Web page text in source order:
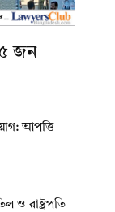
জন
আপত্তি
ও রাষ্ট্রপতি